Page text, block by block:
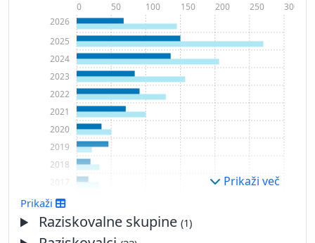
2014
2015
2016
2017
2018
2019
2020
2021
2022
2023
2024
2025
2026
0 50 100 150 200 250 300
Prikaži več
Prikaži
Raziskovalne skupine(1)